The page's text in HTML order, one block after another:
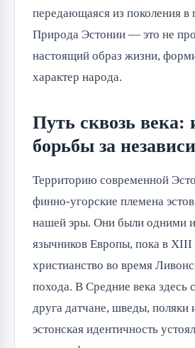
передающаяся из поколения в
Природа Эстонии — это не
настоящий образ жизни,
характер народа.
Путь сквозь века:
борьбы за
Территорию современной
финно-угорские племена
нашей эры. Они были одними
язычников Европы, пока в XIII
христианство во время
похода. В Средние века здесь
друга датчане, шведы, поляки
эстонская идентичность